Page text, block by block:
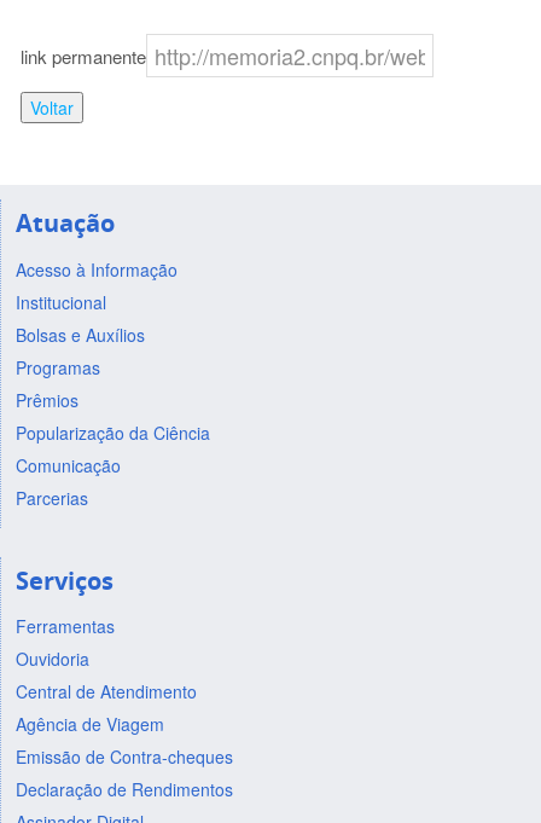
link permanente
Voltar
Atuação
Acesso à Informação
Institucional
Bolsas e Auxílios
Programas
Prêmios
Popularização da Ciência
Comunicação
Parcerias
Serviços
Ferramentas
Ouvidoria
Central de Atendimento
Agência de Viagem
Emissão de Contra-cheques
Declaração de Rendimentos